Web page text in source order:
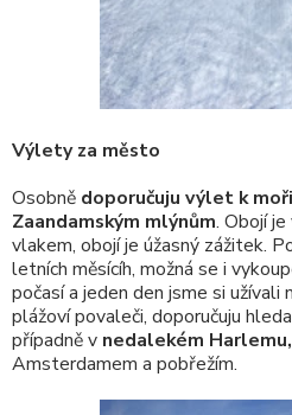
Výlety za město
Osobně doporučuju výlet k
Zaandamským mlýnům. Obojí
vlakem, obojí je úžasný zážitek.
letních měsícíh, možná se i
počasí a jeden den jsme si
plážoví povaleči, doporučuju
případně v nedalekém Harlemu,
Amsterdamem a pobřežím.